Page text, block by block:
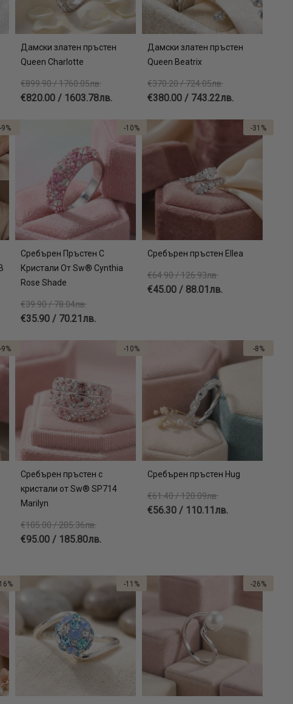
Дамски златен пръстен
Queen Charlotte
€899.90 / 1760.05лв.
€820.00 / 1603.78лв.
Дамски златен пръстен
Queen Beatrix
€370.20 / 724.05лв.
€380.00 / 743.22лв.
-9%
Сребърен Пръстен С
Кристали От Sw® Cynthia
Rose Shade
€39.90 / 78.04лв.
€35.90 / 70.21лв.
-10%
Сребърен пръстен Ellea
€64.90 / 126.93лв.
€45.00 / 88.01лв.
-31%
-9%
Сребърен пръстен с
кристали от Sw® SP714
Marilyn
€105.00 / 205.36лв.
€95.00 / 185.80лв.
-10%
Сребърен пръстен Hug
€61.40 / 120.09лв.
€56.30 / 110.11лв.
-8%
-11% -26%